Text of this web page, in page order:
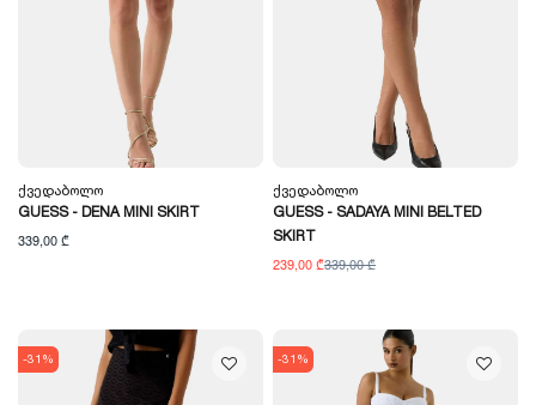
Ქვედაბოლო
GUESS - DENA MINI SKIRT
339,00 ₾
Ქვედაბოლო
GUESS - SADAYA MINI BELTED
SKIRT
239,00 ₾339,00 ₾
-31% -31%